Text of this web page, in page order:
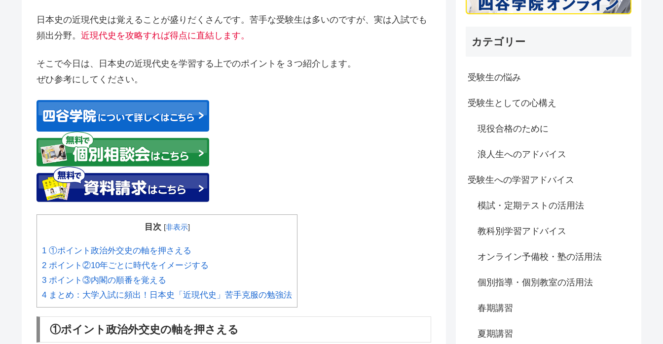
日本史の近現代史は覚えることが盛りだくさんです。苦手な受験生は多いのですが、実は入試でも
頻出分野。 近現代史を攻略すれば得点に直結します。
そこで今日は、
日本史の近現代史を学習する上でのポイントを３つ紹介します。
ぜひ参考にしてください。
目次 [非表示]
1 ①ポイント政治外交史の軸を押さえる
2 ポイント②10年ごとに時代をイメージする
3 ポイント③内閣の順番を覚える
4 まとめ：大学入試に頻出！日本史「近現代史」苦手克服の勉強法
①ポイント政治外交史の軸を押さえる
カテゴリー
受験生の悩み
受験生としての心構え
現役合格のために
浪人生へのアドバイス
受験生への学習アドバイス
模試・定期テストの活用法
教科別学習アドバイス
オンライン予備校・塾の活用法
個別指導・個別教室の活用法
春期講習
夏期講習